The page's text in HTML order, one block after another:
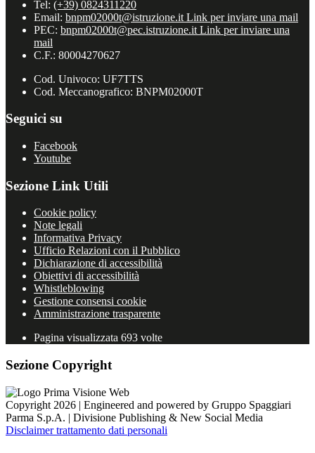
Tel: (+39) 0824311220
Email: bnpm02000t@istruzione.it Link per inviare una mail
PEC: bnpm02000t@pec.istruzione.it Link per inviare una
mail
C.F.: 80004270627
Cod. Univoco: UF7TTS
Cod. Meccanografico: BNPM02000T
Seguici su
Facebook
Youtube
Sezione Link Utili
Cookie policy
Note legali
Informativa Privacy
Ufficio Relazioni con il Pubblico
Dichiarazione di accessibilità
Obiettivi di accessibilità
Whistleblowing
Gestione consensi cookie
Amministrazione trasparente
Pagina visualizzata 693 volte
Sezione Copyright
Copyright 2026 | Engineered and powered by Gruppo Spaggiari
Parma S.p.A. | Divisione Publishing & New Social Media
Disclaimer trattamento dati personali